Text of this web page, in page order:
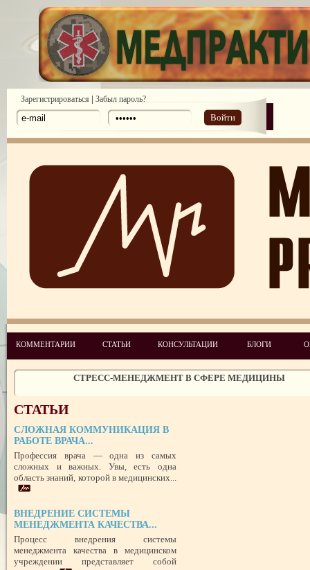
Зарегистрироваться | Забыл пароль?
Войти
КОММЕНТАРИИ СТАТЬИ КОНСУЛЬТАЦИИ БЛОГИ
ПОТРЕБИТЕЛЬСКИЙ ЭКСТРЕМИЗМ
ПЕРЕГОРЕЛО, или ЧЕМ ГРОЗИТ ЭМОЦИОНАЛЬНОЕ
ПЕРСОНАЛА
УСПЕШНЫЙ ДЕБЮТ «ШКОЛЫ АДМИНИСТРАТОРОВ
ЦЕЛЕПОЛАГАНИЕ, или КАК ПРАВИЛЬНО СТАВИТЬ ЦЕЛИ И
ИХ
ЧЕГО ХОТЯТ ПАЦИЕНТЫ КАТЕГОРИИ VIP
СТРЕСС-МЕНЕДЖМЕНТ В СФЕРЕ МЕДИЦИНЫ
ЗАЩИТА РЕПУТАЦИИ В СЕТИ ИНТЕРНЕТ: SERM, ИЛИ КАК
ПРАВОВОЙ СТАТУС ПРЕДСТАВИТЕЛЯ ПАЦИЕНТА В УКРАИНЕ
РУБЕЖОМ
РОЛЬ МЕДИЦИНСКОЙ ДОКУМЕНТАЦИИ КАК
ГРАЖДАНСКОМ И УГОЛОВНОМ СУДОПРОИЗВОДСТВЕ
СТАТЬИ
СЛОЖНАЯ КОММУНИКАЦИЯ В
РАБОТЕ ВРАЧА...
Профессия врача — одна из самых
сложных и важных. Увы, есть одна
область знаний, которой в медицинских...
ВНЕДРЕНИЕ СИСТЕМЫ
МЕНЕДЖМЕНТА КАЧЕСТВА...
Процесс внедрения системы
менеджмента качества в медицинском
учреждении представляет собой